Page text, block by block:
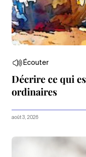
Écouter
Décrire ce qui
ordinaires
août 3, 2026